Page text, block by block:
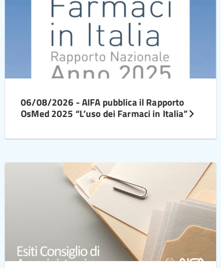
06/08/2026 - AIFA pubblica il Rapporto
OsMed 2025 “L’uso dei Farmaci in Italia”